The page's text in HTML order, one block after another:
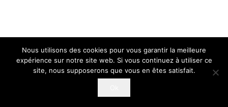
Nous utilisons des cookies pour vous garantir la meilleure
expérience sur notre site web. Si vous continuez à utiliser ce
site, nous supposerons que vous en êtes satisfait.